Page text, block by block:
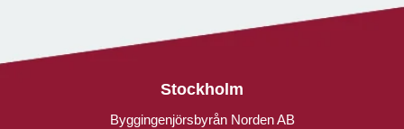
Stockholm
Byggingenjörsbyrån Norden AB